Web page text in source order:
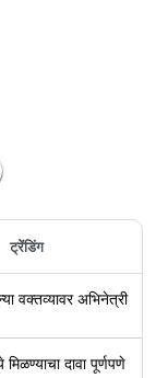
ट्रेंडिंग
अभिनेत्री
दावा पूर्णपणे